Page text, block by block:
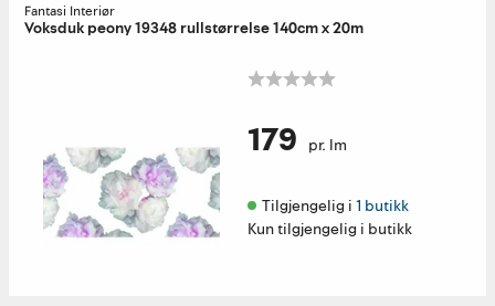
Fantasi Interiør
Voksduk peony 19348 rullstørrelse 140cm x 20m
179 pr. lm
Tilgjengelig i 1 butikk
Kun tilgjengelig i butikk